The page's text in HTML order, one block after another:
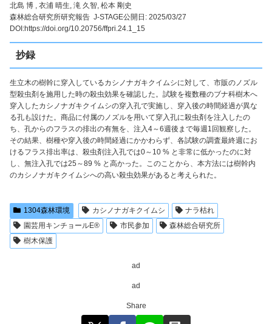
北島 博 , 衣浦 晴生, 滝 久智, 松本 剛史
森林総合研究所研究報告 J-STAGE公開日: 2025/03/27
DOI:https://doi.org/10.20756/ffpri.24.1_15
抄録
生立木の樹幹に穿入しているカシノナガキクイムシに対して、市販のノズル
型殺虫剤を施用した時の殺虫効果を確認した。試験を複数種のブナ科樹木へ
穿入したカシノナガキクイムシの穿入孔で実施し、穿入後の時間経過が異な
る孔も設けた。商品に付属のノズルを用いて穿入孔に殺虫剤を注入したの
ち、孔からのフラスの排出の有無を、注入4～6週後まで毎週1回観察した。
その結果、樹種や穿入後の時間経過にかかわらず、各試験の調査最終週にお
けるフラス排出率は、殺虫剤注入孔では0～10 % と非常に低かったのに対
し、無注入孔では25～89 % と高かった。このことから、本方法には樹幹内
のカシノナガキクイムシへの高い殺虫効果があると考えられた。
1304森林環境 カシノナガキクイムシ
ナラ枯れ
園芸用キンチョールE®
市民参加
森林総合研究所
樹木保護
ad
ad
Share